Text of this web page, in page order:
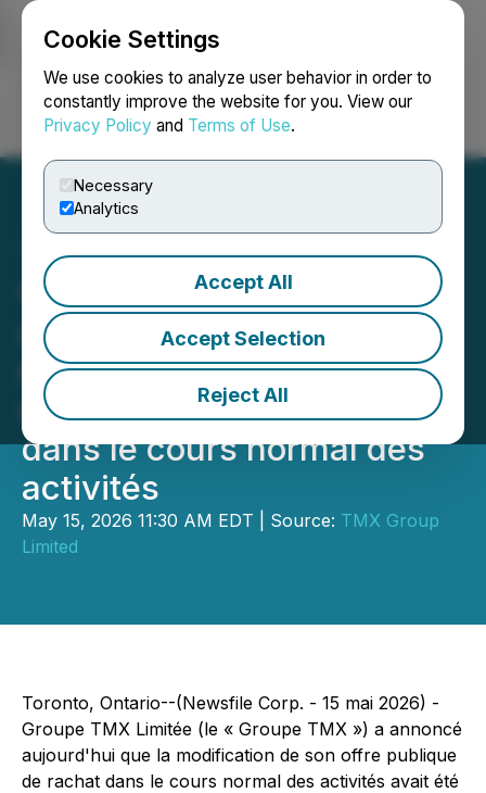
Cookie Settings
We use cookies to analyze user behavior in order to
constantly improve the website for you. View our
Privacy Policy and Terms of Use.
Necessary
Analytics
Accept All
Accept Selection
Reject All
Login Search Français
Groupe TMX Limitée
annonce l'approbation
d'une modification de son
offre publique de rachat
dans le cours normal des
activités
May 15, 2026 11:30 AM EDT | Source: TMX Group
Limited
Toronto, Ontario--(Newsfile Corp. - 15 mai 2026) -
Groupe TMX Limitée (le « Groupe TMX ») a annoncé
aujourd'hui que la modification de son offre publique
de rachat dans le cours normal des activités avait été